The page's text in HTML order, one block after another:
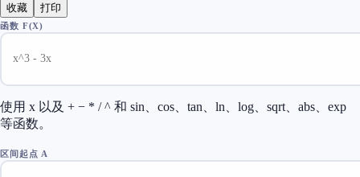
收藏 打印
函数 F(X)
使用 x 以及 + − * / ^ 和 sin、cos、tan、ln、log、sqrt、abs、exp
等函数。
区间起点 A